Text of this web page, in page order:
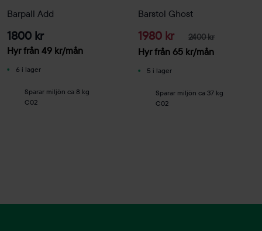
Barpall Add
1800 kr
Hyr från 49 kr/mån
6 i lager
Sparar miljön ca 8 kg
C02
Barstol Ghost
1980 kr 2400 kr
Hyr från 65 kr/mån
5 i lager
Sparar miljön ca 37 kg
C02